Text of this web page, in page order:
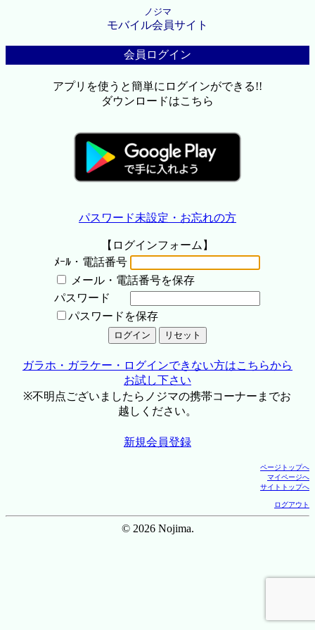
ノジマ
モバイル会員サイト
会員ログイン
アプリを使うと簡単にログインができる!!
ダウンロードはこちら
パスワード未設定・お忘れの方
【ログインフォーム】
ﾒｰﾙ・電話番号
メール・電話番号を保存
パスワード
パスワードを保存
ガラホ・ガラケー・ログインできない方はこちらから
お試し下さい
※不明点ございましたらノジマの携帯コーナーまでお
越しください。
新規会員登録
ページトップへ
マイページへ
サイトトップへ
ログアウト
© 2026 Nojima.